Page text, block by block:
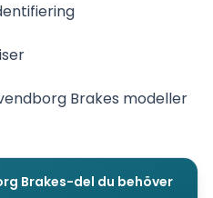
Brakes modeller
Brakes-del du behöver